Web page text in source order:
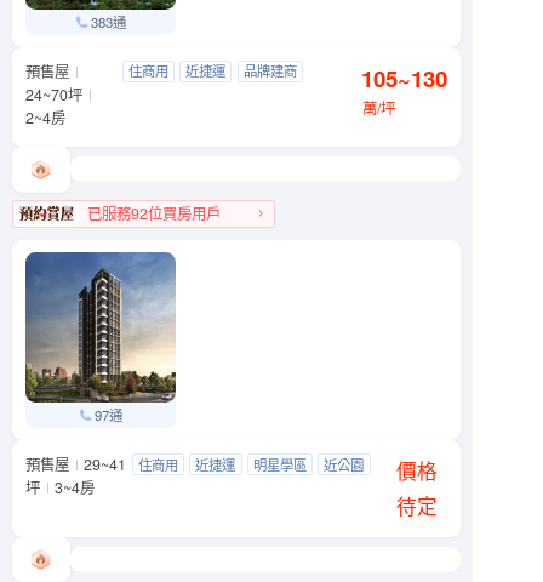
383通
元利四季莊園
文山區 木柵路一段290號
預售屋
24~70坪
2~4房
住商用 近捷運
品牌建商
105~130
萬/坪
已服務92位買房用戶
97通
友座大學之道
文山區 羅斯福路五段90號附近
預售屋
29~41
坪
3~4房
住商用 近捷運 明星學區 近公園
價格
待定